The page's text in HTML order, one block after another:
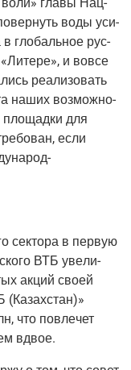
воли» гла­вы Нац­
воды уси­
в гло­баль­ное рус­
и вовсе
реа­ли­зо­вать
наших воз­мож­но­
пло­щад­ки для
если
сек­то­ра в первую
ВТБ уве­ли­
акций сво­ей
(Казах­стан)»
что повле­чет
вдвое.